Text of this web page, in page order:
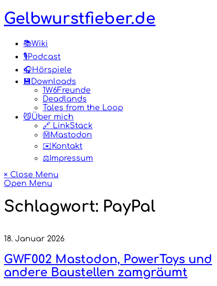
Skip
to
Gelbwurstfieber.de
📚Wiki
🎙️Podcast
🎧Hörspiele
💾Downloads
1W6Freunde
Deadlands
Tales from the Loop
😼Über mich
🔗 LinkStack
Ⓜ️Mastodon
✉️Kontakt
⚖️Impressum
× Close Menu
Open Menu
Schlagwort: PayPal
18. Januar 2026
GWF002 Mastodon, PowerToys und
andere Baustellen zamgräumt